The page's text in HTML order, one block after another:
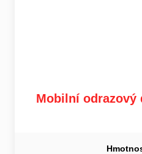
Mobilní odrazový